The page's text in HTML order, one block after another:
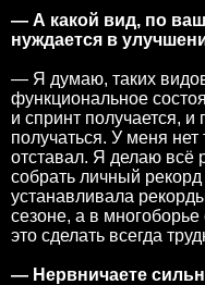
— А какой вид, по
нуждается в
— Я думаю, таких
функциональное
и спринт получается,
получаться. У меня
отставал. Я делаю всё
собрать личный
устанавливала
сезоне, а в
это сделать всегда
— Нервничаете